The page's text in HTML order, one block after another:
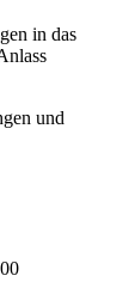
in das
und